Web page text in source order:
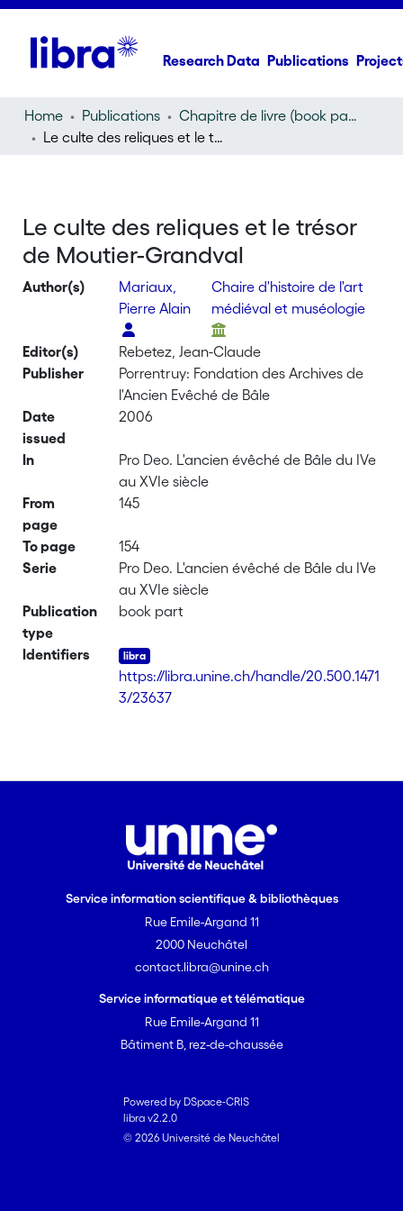
Research Data Publications
Home Publications
Chapitre de livre (book part)
Le culte des reliques et le trésor de Moutier-Grandval
Le culte des reliques et le trésor
de Moutier-Grandval
Author(s)
Mariaux,
Pierre Alain
Chaire d'histoire de l'art
médiéval et muséologie
Editor(s)
Rebetez, Jean-Claude
Publisher
Porrentruy: Fondation des Archives de
l'Ancien Evêché de Bâle
Date
issued
2006
In
Pro Deo. L'ancien évêché de Bâle du IVe
au XVIe siècle
From
page
145
To page
154
Serie
Pro Deo. L'ancien évêché de Bâle du IVe
au XVIe siècle
Publication
type
book part
Identifiers
https://libra.unine.ch/handle/20.500.1471
3/23637
Service information scientifique & bibliothèques
Rue Emile-Argand 11
2000 Neuchâtel
contact.libra@unine.ch
Service informatique et télématique
Rue Emile-Argand 11
Bâtiment B, rez-de-chaussée
Powered by DSpace-CRIS
libra v2.2.0
© 2026 Université de Neuchâtel